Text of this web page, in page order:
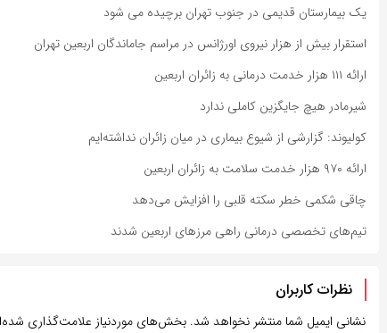
یک بیمارستان قدیمی در جنوب تهران برچیده می شود
استقرار بیش از هزار نیروی اورژانس در مراسم جاماندگان اربعین تهران
ارائه ۱۱۱ هزار خدمت درمانی به زائران اربعین
شیرمادر هیچ جایگزین کاملی ندارد
کولیوند: گزارشی از شیوع بیماری در میان زائران نداشته‌ایم
ارائه ۹۷۰ هزار خدمت سلامت به زائران اربعین
چاقی شکمی خطر سکته قلبی را افزایش می‌دهد
تیم‌های تخصصی درمانی راهی مرزهای اربعین شدند
نظرات کاربران
نشانی ایمیل شما منتشر نخواهد شد. بخش‌های موردنیاز علامت‌گذاری